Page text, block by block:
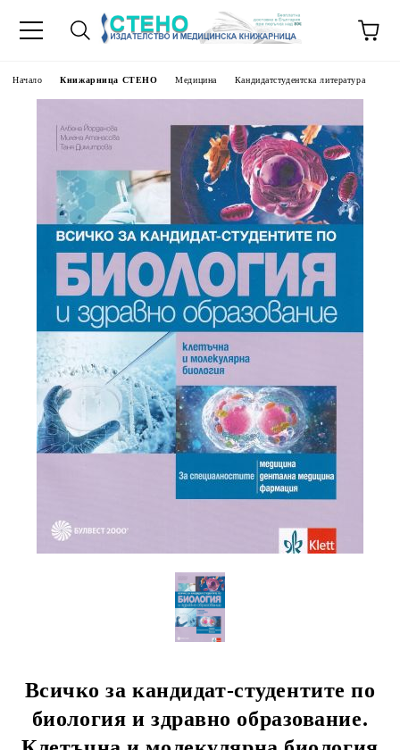
Начало Книжарница СТЕНО Медицина Кандидатстудентска литература
Всичко за кандидат-студентите по
биология и здравно образование.